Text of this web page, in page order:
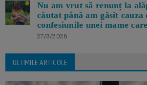
Nu am vrut să renunț la
căutat până am găsit
confesiunile unei mame
27/3/2026
ULTIMILE ARTICOLE